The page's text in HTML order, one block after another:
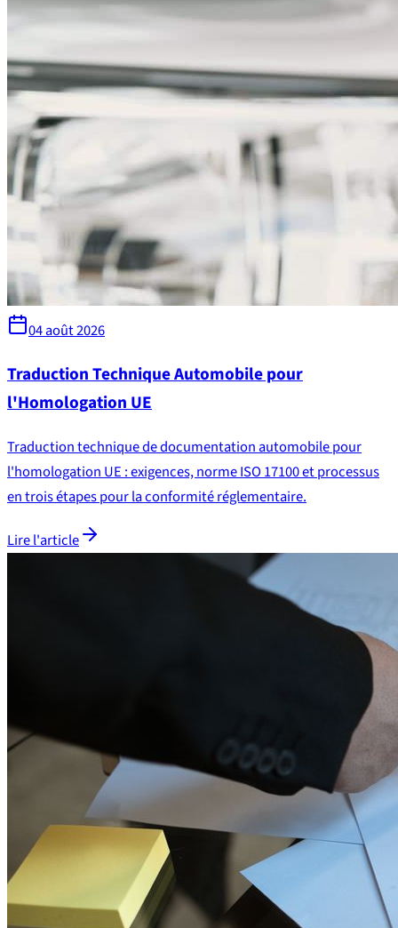
04 août 2026
Traduction Technique Automobile pour
l'Homologation UE
Traduction technique de documentation automobile pour
l'homologation UE : exigences, norme ISO 17100 et processus
en trois étapes pour la conformité réglementaire.
Lire l'article